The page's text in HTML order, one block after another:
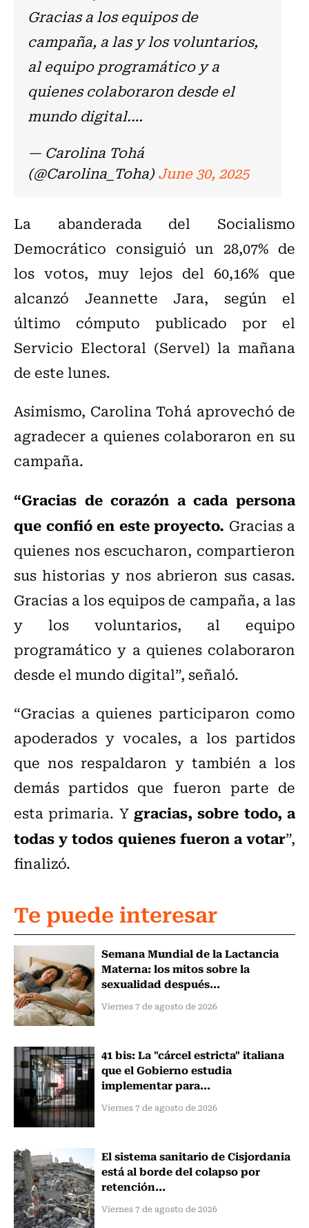
Gracias a los equipos de
campaña, a las y los voluntarios,
al equipo programático y a
quienes colaboraron desde el
mundo digital.…
— Carolina Tohá
(@Carolina_Toha)June 30, 2025
La abanderada del Socialismo
Democrático consiguió un 28,07% de
los votos, muy lejos del 60,16% que
alcanzó Jeannette Jara, según el
último cómputo publicado por el
Servicio Electoral (Servel) la mañana
de este lunes.
Asimismo, Carolina Tohá aprovechó de
agradecer a quienes colaboraron en su
campaña.
“Gracias de corazón a cada persona
que confió en este proyecto. Gracias a
quienes nos escucharon, compartieron
sus historias y nos abrieron sus casas.
Gracias a los equipos de campaña, a las
y los voluntarios, al equipo
programático y a quienes colaboraron
desde el mundo digital”, señaló.
“Gracias a quienes participaron como
apoderados y vocales, a los partidos
que nos respaldaron y también a los
demás partidos que fueron parte de
esta primaria. Y gracias, sobre todo, a
todas y todos quienes fueron a votar”,
finalizó.
Te puede interesar
Semana Mundial de la Lactancia
Materna: los mitos sobre la
sexualidad después...
Viernes 7 de agosto de 2026
41 bis: La "cárcel estricta" italiana
que el Gobierno estudia
implementar para...
Viernes 7 de agosto de 2026
El sistema sanitario de Cisjordania
está al borde del colapso por
retención...
Viernes 7 de agosto de 2026